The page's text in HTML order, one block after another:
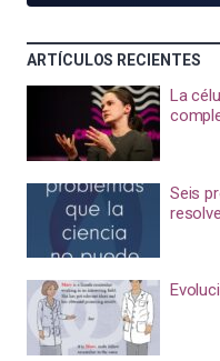
ARTÍCULOS RECIENTES
La
Seis